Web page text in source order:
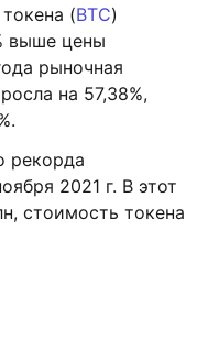
(BTC)
выше цены
рыночная
на 57,38%,
рекорда
2021 г. В этот
стоимость токена